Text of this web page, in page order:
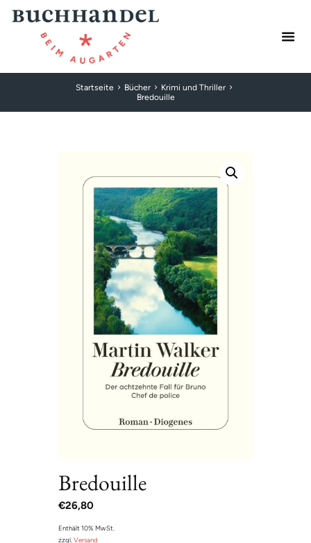
Startseite Bücher
Krimi und Thriller
Bredouille
Bredouille
€26,80
Enthält 10% MwSt.
zzgl. Versand